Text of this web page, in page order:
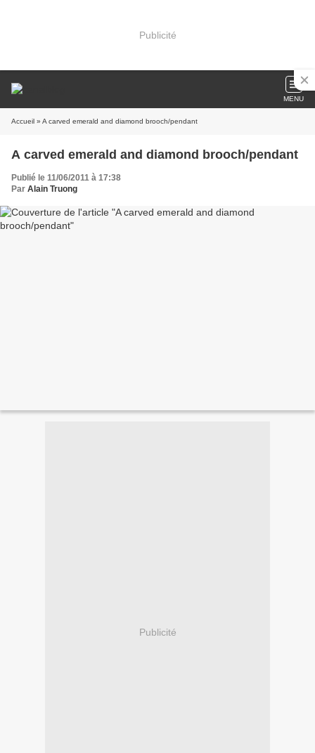
Publicité
MENU
Accueil » A carved emerald and diamond brooch/pendant
A carved emerald and diamond brooch/pendant
Publié le 11/06/2011 à 17:38
Par Alain Truong
Publicité